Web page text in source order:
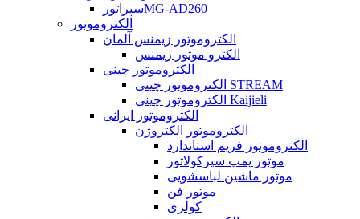
سپراتورMG-AD260
الکتروموتور
الکتروموتور زیمنس آلمان
الکترو موتور زیمنس
الکتروموتور چینی
الکتروموتور چینی STREAM
الکتروموتور چینی Kaijieli
الکتروموتور ایرانی
الکتروموتور الکتروژن
الکتروموتور فریم استاندارد
موتور پمپ سیرکولاتور
موتور ماشین لباسشویی
موتور فن
کولری